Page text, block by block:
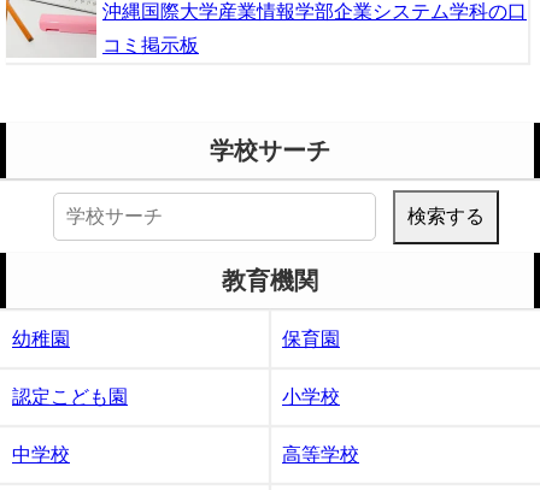
沖縄国際大学産業情報学部企業システム学科の口
コミ掲示板
学校サーチ
検
教育機関
幼稚園 保育園
認定こども園 小学校
中学校 高等学校